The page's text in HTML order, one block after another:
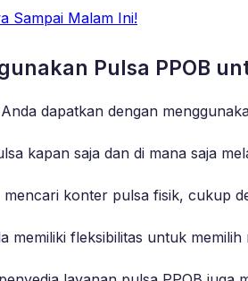
Sampai Malam Ini!
Pulsa PPOB
dapatkan dengan
kapan saja dan di mana saja
konter pulsa fisik, cukup
memiliki fleksibilitas untuk